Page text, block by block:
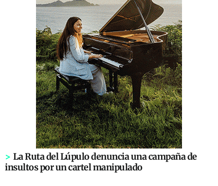
> La Ruta del Lúpulo denuncia una campaña de
insultos por un cartel manipulado